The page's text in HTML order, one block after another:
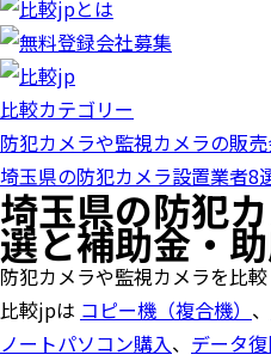
比較カテゴリー
防犯カメラや監視カメラの販
埼玉県の防犯カメラ設置業者8
埼玉県の防犯
選と補助金・
防犯カメラや監視カメラを比較
比較jpは コピー機（複合機） 、
ノートパソコン購入、 データ